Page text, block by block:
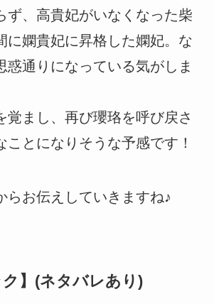
ず、高貴妃がいなくなった柴
に嫻貴妃に昇格した嫻妃。な
惑通りになっている気がしま
覚まし、再び瓔珞を呼び戻さ
ことになりそうな予感です！
らお伝えしていきますね♪
ク】(ネタバレあり)